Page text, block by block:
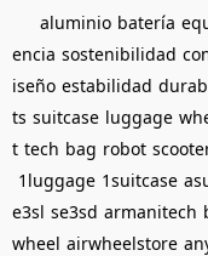
aluminio batería
encia sostenibilidad
iseño estabilidad
ts suitcase luggage
t tech bag robot
1luggage 1suitcase
e3sl se3sd armanitech
wheel airwheelstore